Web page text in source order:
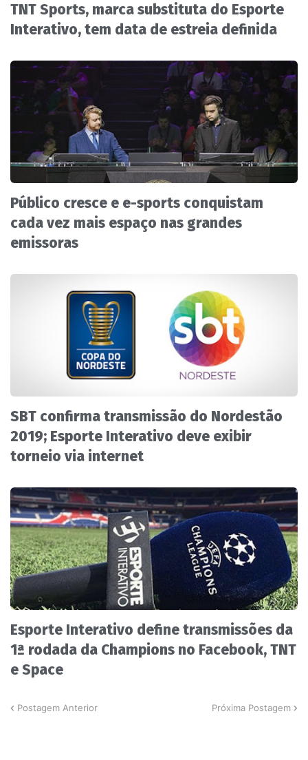
TNT Sports, marca substituta do Esporte
Interativo, tem data de estreia definida
Público cresce e e-sports conquistam
cada vez mais espaço nas grandes
emissoras
SBT confirma transmissão do Nordestão
2019; Esporte Interativo deve exibir
torneio via internet
Esporte Interativo define transmissões da
1ª rodada da Champions no Facebook, TNT
e Space
Postagem Anterior Próxima Postagem